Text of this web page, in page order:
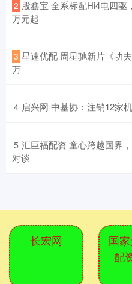
2 股鑫宝 全系标配Hi4电四驱
万元起
3 星速优配 周星驰新片《功
万
4 启兴网 中基协：注销12家
5 汇巨福配资 童心跨越国界
对谈
长宏网
国
配